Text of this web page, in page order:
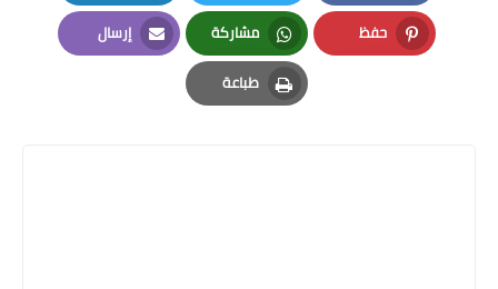
Facebook
Twitter
LinkedIn
حفظ
Pinterest
مشاركة
Whatsapp
إرسال
Email
طباعة
Print